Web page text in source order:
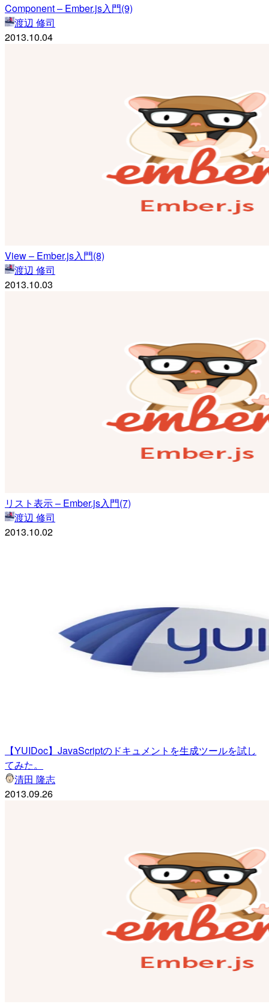
Component – Ember.js入門(9)
渡辺 修司
2013.10.04
View – Ember.js入門(8)
渡辺 修司
2013.10.03
リスト表示 – Ember.js入門(7)
渡辺 修司
2013.10.02
【YUIDoc】JavaScriptのドキュメントを生成ツールを試し
てみた。
清田 隆志
2013.09.26